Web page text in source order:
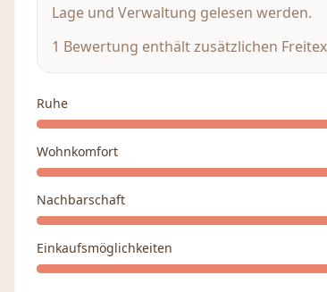
Lage und Verwaltung gelesen werden.
1 Bewertung enthält zusätzlichen
Ruhe
Wohnkomfort
Nachbarschaft
Einkaufsmöglichkeiten